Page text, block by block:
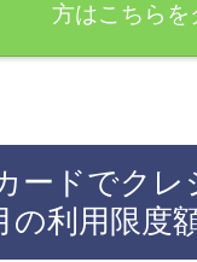
方はこちらを
ードでク
利用限度